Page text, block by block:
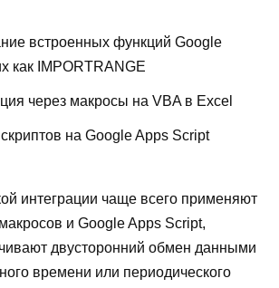
встроенных функций Google
как IMPORTRANGE
через макросы на VBA в Excel
на Google Apps Script
интеграции чаще всего применяют
и Google Apps Script,
двусторонний обмен данными
времени или периодического